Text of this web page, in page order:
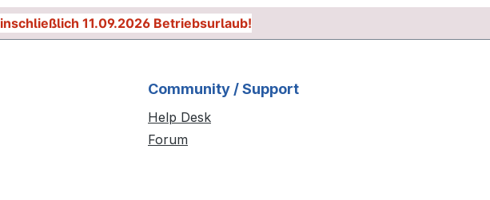
11.09.2026 Betriebsurlaub!
Community / Support
Help Desk
Forum